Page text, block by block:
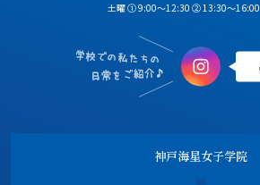
土曜 ① 9:00～12:30 ② 13:30～16:00
神戸海星女子学院